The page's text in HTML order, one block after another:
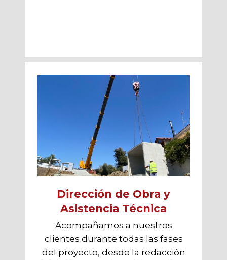
Dirección de Obra y
Asistencia Técnica
Acompañamos a nuestros
clientes durante todas las fases
del proyecto, desde la redacción